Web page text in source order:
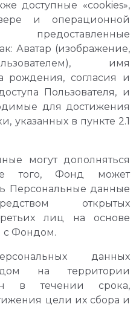
доступные «cookies»,
и операционной
Аватар (изображение,
имя
рождения, согласия и
Пользователя, и
для достижения
указанных в пункте 2.1
могут дополняться
того, Фонд может
Персональные данные
открытых
лиц на основе
с Фондом.
данных
на территории
в течении срока,
цели их сбора и